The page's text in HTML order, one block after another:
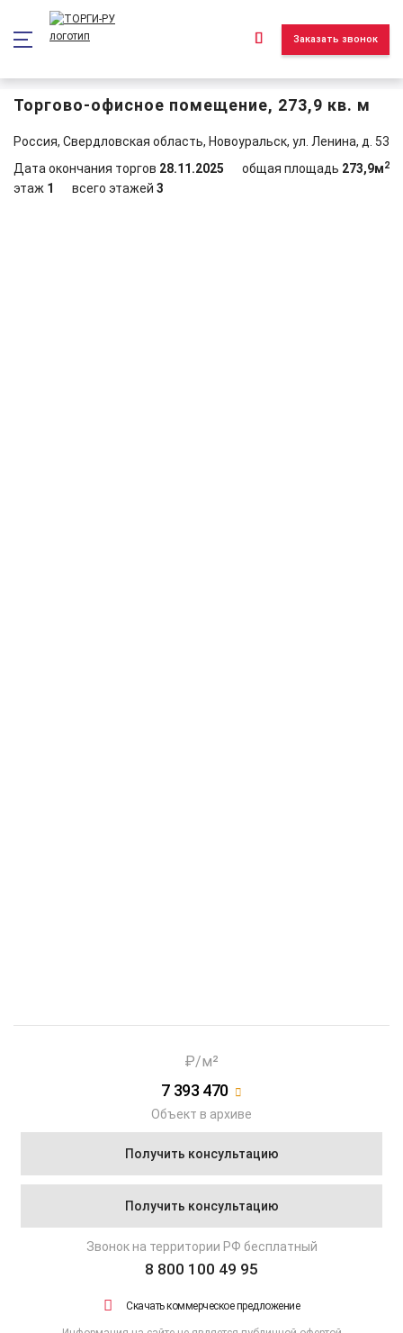
Заказать звонок
Торгово-офисное помещение, 273,9 кв. м
Россия, Свердловская область, Новоуральск, ул. Ленина, д. 53
Дата окончания торгов 28.11.2025 общая площадь 273,9м2
этаж 1 всего этажей 3
₽/м²
7 393 470
Объект в архиве
Получить консультацию
Получить консультацию
Звонок на территории РФ бесплатный
8 800 100 49 95
Скачать коммерческое предложение